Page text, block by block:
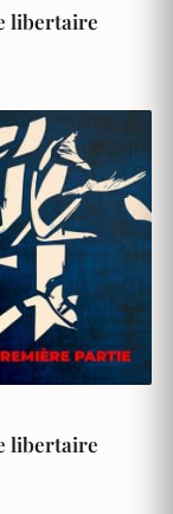
libertaire
libertaire